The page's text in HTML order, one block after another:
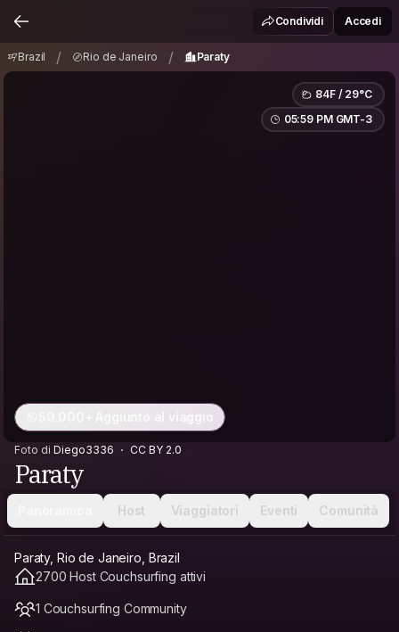
ParatyCondividi Accedi
Brazil / Rio de Janeiro / Paraty
84F / 29°C
05:59 PM GMT-3
50.000+ Aggiunto al viaggio
Foto di Diego3336 CC BY 2.0
Paraty
Host Viaggiatori Eventi Comunità
Paraty, Rio de Janeiro, Brazil
2700 Host Couchsurfing attivi
1 Couchsurfing Community